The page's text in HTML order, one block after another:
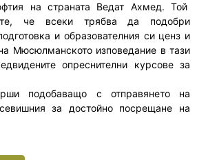
на страната Ведат Ахмед. Той
че всеки трябва да подобри
и образователния си ценз и
Мюсюлманското изповедание в тази
опреснителни курсове за
подобаващо с отправянето на
за достойно посрещане на